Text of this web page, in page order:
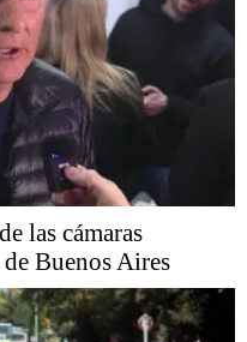
las cámaras
Buenos Aires